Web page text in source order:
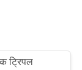
ट्रिपल